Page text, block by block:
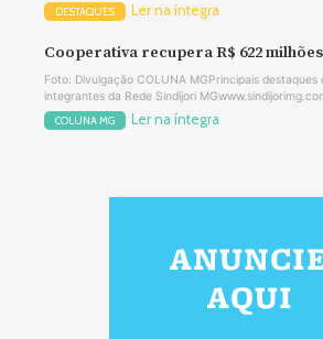
DESTAQUES Ler na íntegra
Cooperativa recupera R$ 622
Foto: Divulgação COLUNA MGPrincipais destaques
integrantes da Rede Sindijori
COLUNA MG Ler na íntegra